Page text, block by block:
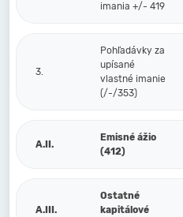
imania +/- 419
3.
Pohľadávky za
upísané
vlastné imanie
(/-/353)
A.II.
Emisné ážio
(412)
A.III.
Ostatné
kapitálové